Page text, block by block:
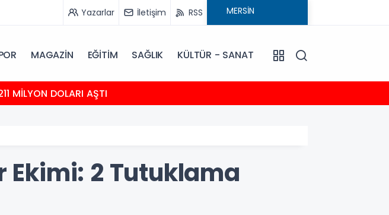
Yazarlar İletişim RSS
MAGAZİN EĞİTİM SAĞLIK KÜLTÜR - SANAT
MİLYON DOLARI AŞTI
Ekimi: 2 Tutuklama